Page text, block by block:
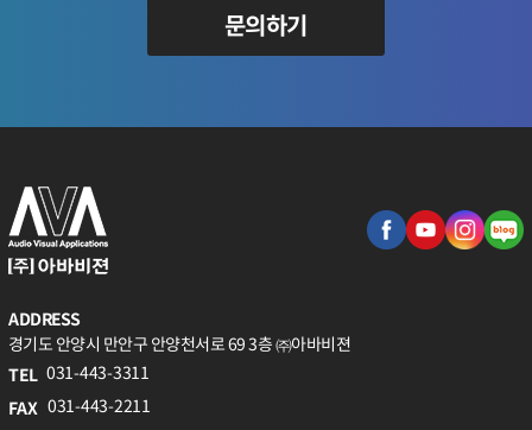
문의하기
ADDRESS
경기도 안양시 만안구 안양천서로 69 3층 ㈜아바비젼
TEL 031-443-3311
FAX 031-443-2211